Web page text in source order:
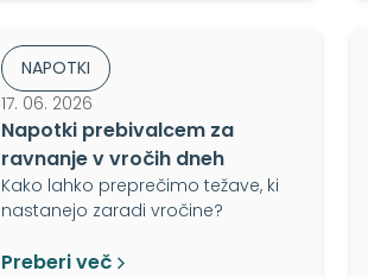
NAPOTKI
17. 06. 2026
Napotki prebivalcem za
ravnanje v vročih dneh
Kako lahko preprečimo težave, ki
nastanejo zaradi vročine?
Preberi več